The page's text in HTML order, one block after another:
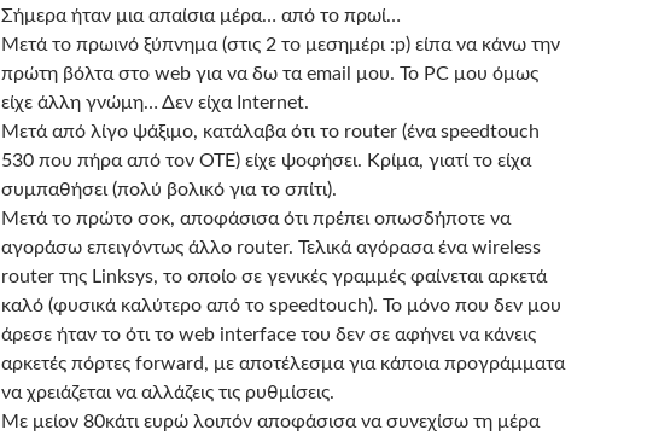
Σήμερα ήταν μια απαίσια μέρα… από το πρωί…
Μετά το πρωινό ξύπνημα (στις 2 το μεσημέρι :p) είπα να κάνω την
πρώτη βόλτα στο web για να δω τα email μου. Το PC μου όμως
είχε άλλη γνώμη… Δεν είχα Internet.
Μετά από λίγο ψάξιμο, κατάλαβα ότι το router (ένα speedtouch
530 που πήρα από τον ΟΤΕ) είχε ψοφήσει. Κρίμα, γιατί το είχα
συμπαθήσει (πολύ βολικό για το σπίτι).
Μετά το πρώτο σοκ, αποφάσισα ότι πρέπει οπωσδήποτε να
αγοράσω επειγόντως άλλο router. Τελικά αγόρασα ένα wireless
router της Linksys, το οποίο σε γενικές γραμμές φαίνεται αρκετά
καλό (φυσικά καλύτερο από το speedtouch). Το μόνο που δεν μου
άρεσε ήταν το ότι το web interface του δεν σε αφήνει να κάνεις
αρκετές πόρτες forward, με αποτέλεσμα για κάποια προγράμματα
να χρειάζεται να αλλάζεις τις ρυθμίσεις.
Με μείον 80κάτι ευρώ λοιπόν αποφάσισα να συνεχίσω τη μέρα